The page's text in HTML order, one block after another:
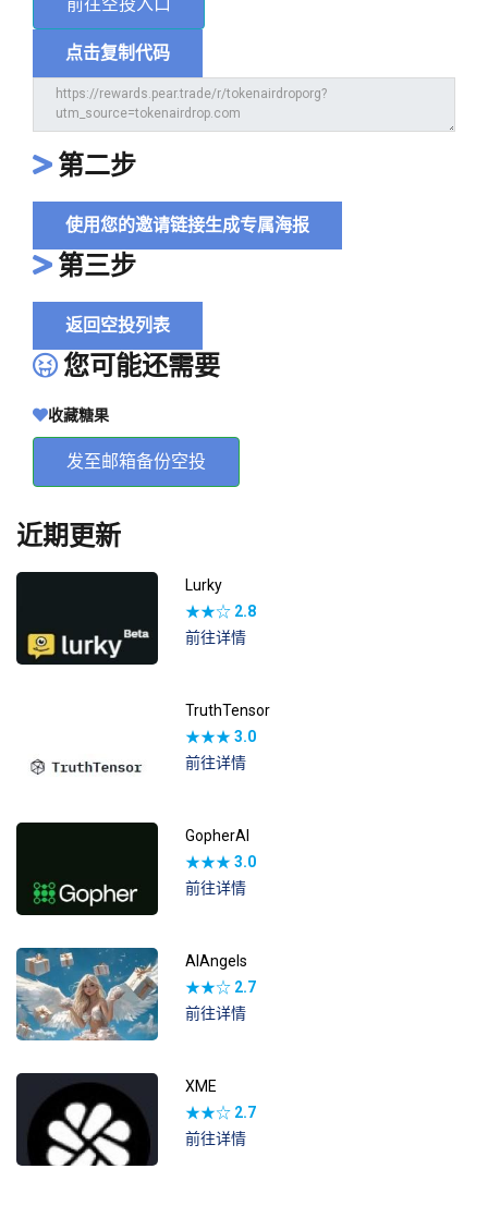
点击复制代码
第二步
使用您的邀请链接生成专属海报
第三步
返回空投列表
您可能还需要
收藏糖果
发至邮箱备份空投
近期更新
Lurky
★★☆ 2.8
前往详情
TruthTensor
★★★3.0
前往详情
GopherAI
★★★3.0
前往详情
AIAngels
★★☆ 2.7
前往详情
XME
★★☆ 2.7
前往详情